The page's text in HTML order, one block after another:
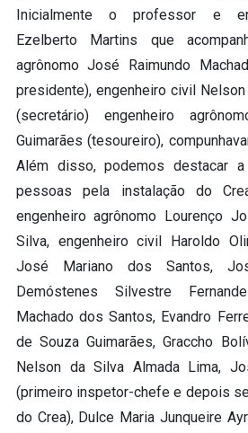
Inicialmente o professor e
Ezelberto Martins que
agrônomo José Raimundo
presidente), engenheiro civil
(secretário) engenheiro
Guimarães (tesoureiro),
Além disso, podemos destacar
pessoas pela instalação do
engenheiro agrônomo Lourenço
Silva, engenheiro civil Haroldo
José Mariano dos Santos,
Demóstenes Silvestre
Machado dos Santos, Evandro
de Souza Guimarães, Graccho
Nelson da Silva Almada Lima,
(primeiro inspetor-chefe e depois
do Crea), Dulce Maria Junqueire